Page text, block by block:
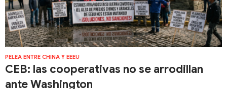
PELEA ENTRE CHINA Y EEEU
​​CEB: las cooperativas no se arrodillan
ante Washington